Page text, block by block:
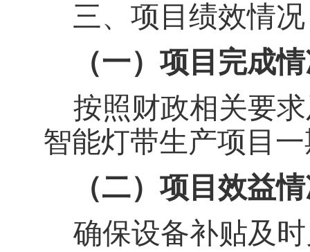
三、项目绩效情况
（一）项目完成
按照财政相关要
智能灯带生产项目
（二）项目效益
确保设备补贴及